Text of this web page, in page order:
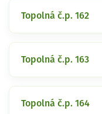
Topolná č.p. 162
Topolná č.p. 163
Topolná č.p. 164